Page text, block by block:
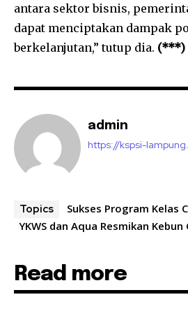
antara sektor bisnis,
dapat menciptakan dampak
berkelanjutan,” tutup dia. (***)
admin
https://kspsi-
Topics
Sukses Program Kelas
YKWS dan Aqua Resmikan Kebun
Read more